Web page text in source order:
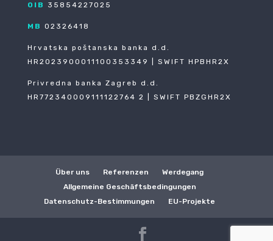
OIB 35854227025
MB 02326418
Hrvatska poštanska banka d.d.
HR2023900011100353349 | SWIFT HPBHR2X
Privredna banka Zagreb d.d.
HR772340009111122764 2 | SWIFT PBZGHR2X
Über uns Referenzen
Werdegang
Allgemeine Geschäftsbedingungen
Datenschutz-Bestimmungen
EU-Projekte